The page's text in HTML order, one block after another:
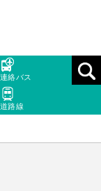
絡バス
路線